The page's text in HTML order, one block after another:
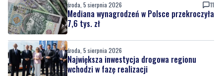
środa, 5 sierpnia 2026 11
Mediana wynagrodzeń w Polsce przekroczyła
7,6 tys. zł
środa, 5 sierpnia 2026
Największa inwestycja drogowa regionu
wchodzi w fazę realizacji